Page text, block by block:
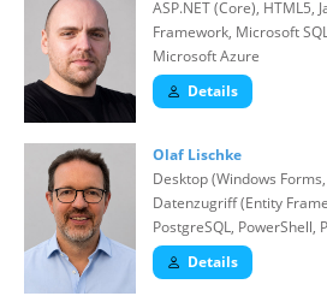
ASP.NET (Core), HTML5,
Framework, Microsoft
Microsoft Azure
Details
Olaf Lischke
Desktop (Windows Forms,
Datenzugriff (Entity
PostgreSQL, PowerShell,
Details